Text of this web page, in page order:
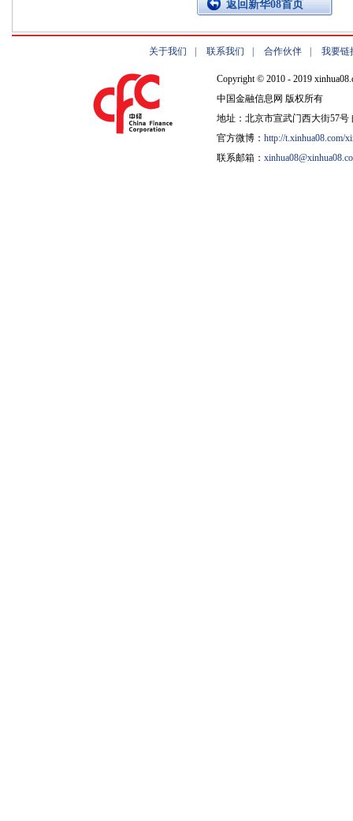
返回新华08首页
关于我们 联系我们 合作伙伴 我要链
Copyright © 2010 - 2019
中国金融信息网 版权所有
地址：北京市宣武门西大街57号
官方微博： http://t.xinhua08.com/
联系邮箱：